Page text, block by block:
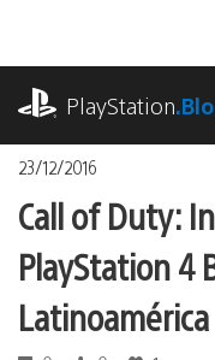
contenido
PlayStation
23/12/2016
Call of Duty:
PlayStation 4
Latinoamérica